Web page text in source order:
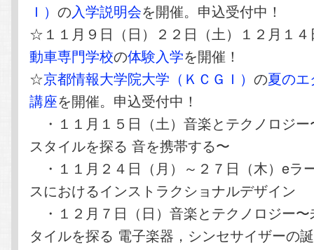
Ｉ）の入学説明会を開催。申込受付中！
☆１１月９日（日）２２日（土）１２月１４
動車専門学校の体験入学を開催！
☆京都情報大学院大学（ＫＣＧＩ）の夏の
講座を開催。申込受付中！
・１１月１５日（土）音楽とテクノロジ
スタイルを探る 音を携帯する〜
・１１月２４日（月）～２７日（木）eラ
スにおけるインストラクショナルデザイン
・１２月７日（日）音楽とテクノロジー
タイルを探る 電子楽器，シンセサイザーの